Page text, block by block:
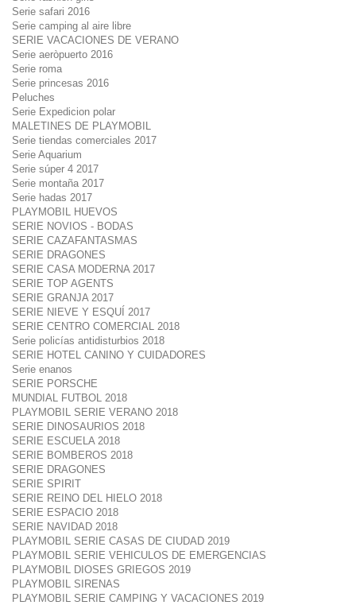
Serie safari 2016
Serie camping al aire libre
SERIE VACACIONES DE VERANO
Serie aeròpuerto 2016
Serie roma
Serie princesas 2016
Peluches
Serie Expedicion polar
MALETINES DE PLAYMOBIL
Serie tiendas comerciales 2017
Serie Aquarium
Serie súper 4 2017
Serie montaña 2017
Serie hadas 2017
PLAYMOBIL HUEVOS
SERIE NOVIOS - BODAS
SERIE CAZAFANTASMAS
SERIE DRAGONES
SERIE CASA MODERNA 2017
SERIE TOP AGENTS
SERIE GRANJA 2017
SERIE NIEVE Y ESQUÍ 2017
SERIE CENTRO COMERCIAL 2018
Serie policías antidisturbios 2018
SERIE HOTEL CANINO Y CUIDADORES
Serie enanos
SERIE PORSCHE
MUNDIAL FUTBOL 2018
PLAYMOBIL SERIE VERANO 2018
SERIE DINOSAURIOS 2018
SERIE ESCUELA 2018
SERIE BOMBEROS 2018
SERIE DRAGONES
SERIE SPIRIT
SERIE REINO DEL HIELO 2018
SERIE ESPACIO 2018
SERIE NAVIDAD 2018
PLAYMOBIL SERIE CASAS DE CIUDAD 2019
PLAYMOBIL SERIE VEHICULOS DE EMERGENCIAS
PLAYMOBIL DIOSES GRIEGOS 2019
PLAYMOBIL SIRENAS
PLAYMOBIL SERIE CAMPING Y VACACIONES 2019